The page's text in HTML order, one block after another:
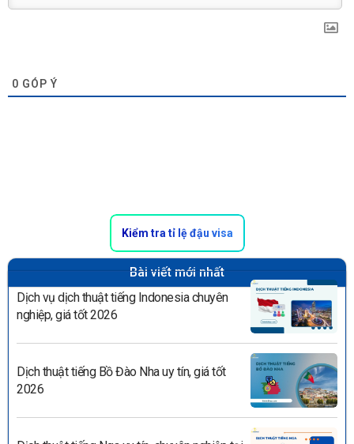
0 GÓP Ý
Kiểm tra tỉ lệ đậu visa
Bài viết mới nhất
Dịch vụ dịch thuật tiếng Indonesia chuyên
nghiệp, giá tốt 2026
Dịch thuật tiếng Bồ Đào Nha uy tín, giá tốt
2026